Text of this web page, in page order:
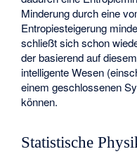
Minderung durch eine
Entropiesteigerung
schließt sich schon
der basierend auf
intelligente Wesen
einem geschlossenen
können.
Statistische